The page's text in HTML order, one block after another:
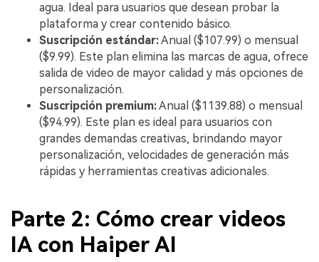
agua. Ideal para usuarios que desean probar la
plataforma y crear contenido básico.
Suscripción estándar:Anual ($107.99) o mensual
($9.99). Este plan elimina las marcas de agua, ofrece
salida de video de mayor calidad y más opciones de
personalización.
Suscripción premium:Anual ($1139.88) o mensual
($94.99). Este plan es ideal para usuarios con
grandes demandas creativas, brindando mayor
personalización, velocidades de generación más
rápidas y herramientas creativas adicionales.
Parte 2: Cómo crear videos
IA con Haiper AI